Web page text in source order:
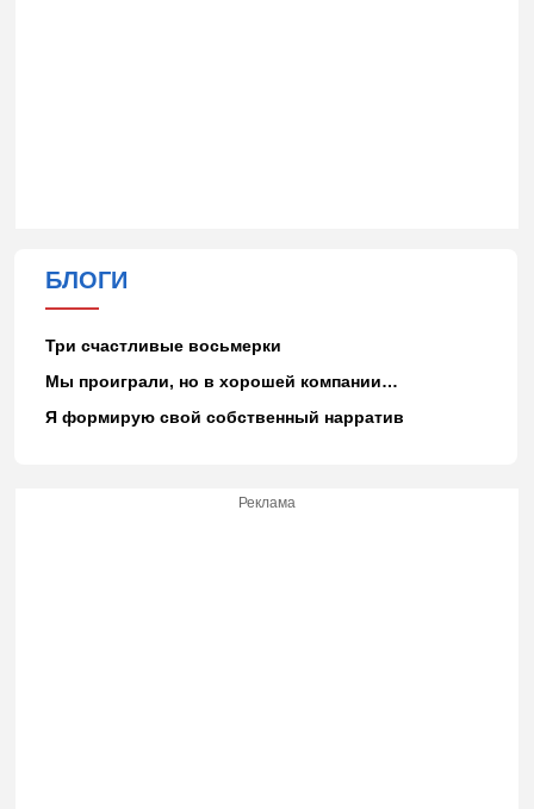
БЛОГИ
Три счастливые восьмерки
Мы проиграли, но в хорошей компании…
Я формирую свой собственный нарратив
Реклама